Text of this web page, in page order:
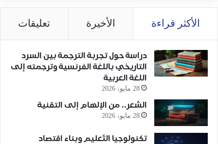
الأكثر قراءة الأخيرة تعليقات
دراسة حول تجربة الترجمة بين السرد
التاريخي باللغة الفرنسية وترجمته إلى
اللغة العربية
28 مايو، 2026
الشعر.. من الإلهام إلى التقنية
28 مايو، 2026
تكنولوجيا التّعليم وبناء اقتصاد